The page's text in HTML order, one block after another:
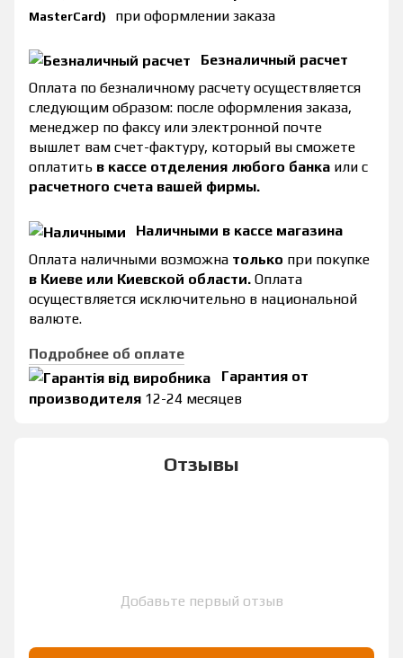
MasterCard)
при оформлении заказа
Безналичный расчет
Оплата по безналичному расчету осуществляется
следующим образом: после оформления заказа,
менеджер по факсу или электронной почте
вышлет вам счет-фактуру, который вы сможете
оплатить в кассе отделения любого банка или с
расчетного счета вашей фирмы.
Наличными в кассе магазина
Оплата наличными возможна только при покупке
в Киеве или Киевской области. Оплата
осуществляется исключительно в национальной
валюте.
Подробнее об оплате
Гарантия от
производителя 12-24 месяцев
Отзывы
Добавьте первый отзыв